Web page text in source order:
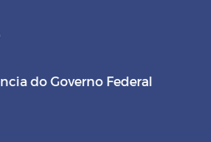
do Governo Federal